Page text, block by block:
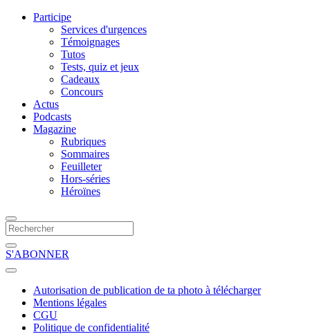
Participe
Services d'urgences
Témoignages
Tutos
Tests, quiz et jeux
Cadeaux
Concours
Actus
Podcasts
Magazine
Rubriques
Sommaires
Feuilleter
Hors-séries
Héroïnes
S'ABONNER
Autorisation de publication de ta photo à télécharger
Mentions légales
CGU
Politique de confidentialité